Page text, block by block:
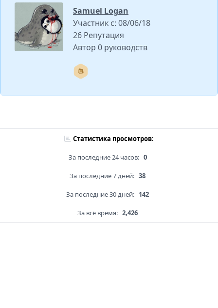
Samuel Logan
Участник с: 08/06/18
26 Репутация
Автор 0 руководств
Статистика просмотров:
За последние 24 часов: 0
За последние 7 дней: 38
За последние 30 дней: 142
За всё время: 2,426